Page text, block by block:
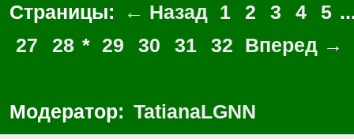
Страницы: ← Назад 1 2 3 4 5
27
28 * 29 30 31 32 Вперед →
Модератор: TatianaLGNN